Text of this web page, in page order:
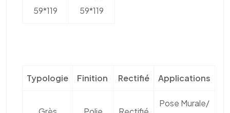
59*119
59*119
Typologie Finition Rectifié Applications
Pose Murale/